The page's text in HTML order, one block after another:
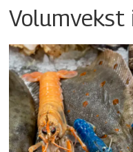
Volumvekst